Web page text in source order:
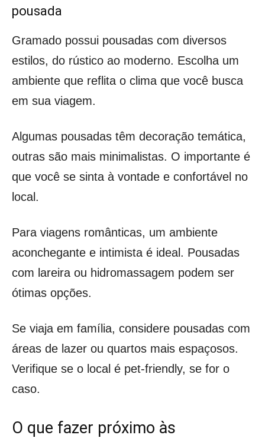
pousada
Gramado possui pousadas com diversos
estilos, do rústico ao moderno. Escolha um
ambiente que reflita o clima que você busca
em sua viagem.
Algumas pousadas têm decoração temática,
outras são mais minimalistas. O importante é
que você se sinta à vontade e confortável no
local.
Para viagens românticas, um ambiente
aconchegante e intimista é ideal. Pousadas
com lareira ou hidromassagem podem ser
ótimas opções.
Se viaja em família, considere pousadas com
áreas de lazer ou quartos mais espaçosos.
Verifique se o local é pet-friendly, se for o
caso.
O que fazer próximo às